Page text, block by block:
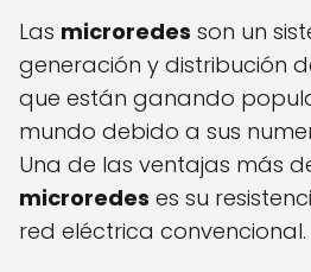
Las microredes son un
generación y distribución
que están ganando
mundo debido a sus
Una de las ventajas más
microredes es su
red eléctrica convencional.